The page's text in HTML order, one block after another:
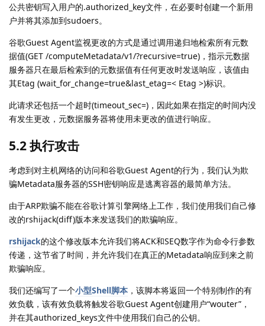
公共密钥写入用户的.authorized_key文件，在必要时创建一个新用
户并将其添加到sudoers。
谷歌Guest Agent监视更改的方式是通过调用递归地检索所有元数
据值(GET /computeMetadata/v1/?recursive=true)，指示元数据
服务器只在最后检索到的元数据值有任何更改时发送响应，该值由
其Etag (wait_for_change=true&last_etag=< Etag >)标识。
此请求还包括一个超时(timeout_sec=)，因此如果在指定的时间内没
有发生更改，元数据服务器将使用未更改的值进行响应。
5.2 执行攻击
考虑到对主机网络的访问和谷歌Guest Agent的行为，我们认为欺
骗Metadata服务器的SSH密钥响应是逃离容器的最简单方法。
由于ARP欺骗不能在谷歌计算引擎网络上工作，我们使用我们自己修
改的rshijack(diff)版本来发送我们的欺骗响应。
rshijack的这个修改版本允许我们将ACK和SEQ数字作为命令行参数
传递，这节省了时间，并允许我们在真正的Metadata响应到来之前
欺骗响应。
我们还编写了一个小型Shell脚本 ，该脚本将返回一个特别制作的有
效负载，该有效负载将触发谷歌Guest Agent创建用户“wouter”，
并在其authorized_keys文件中使用我们自己的公钥。